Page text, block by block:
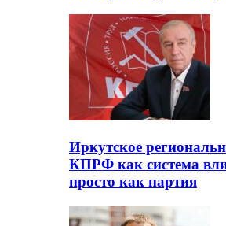
Иркутское
КПРФ как система
просто как партия